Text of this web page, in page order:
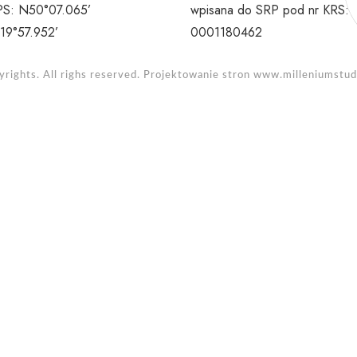
N50°07.065’
wpisana do SRP pod nr KRS:
0001180462
All righs reserved. Projektowanie stron